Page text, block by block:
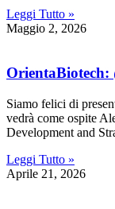
Leggi Tutto »
Maggio 2, 2026
OrientaBiotech:
Siamo felici di
vedrà come ospite
Development and
Leggi Tutto »
Aprile 21, 2026